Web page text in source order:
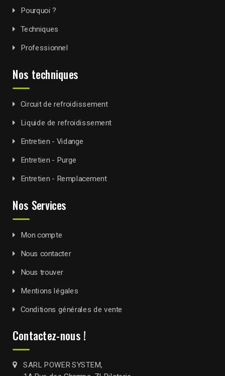
Pourquoi ?
Techniques
Professionnel
Nos techniques
Circuit de refroidissement
Liquide de refroidissement
Entretien - Vidange
Entretien - Purge
Entretien - Remplacement
Nos Services
Mon compte
Nous contacter
Nous trouver
Mentions légales
Conditions générales de vente
Contactez-nous !
SARL POWER SYSTEM,